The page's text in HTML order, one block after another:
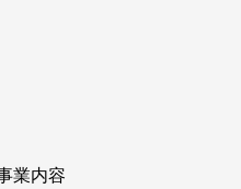
業内容